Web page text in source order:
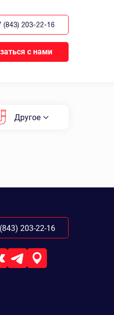
(843) 203-22-16
с нами
Другое
203-22-16